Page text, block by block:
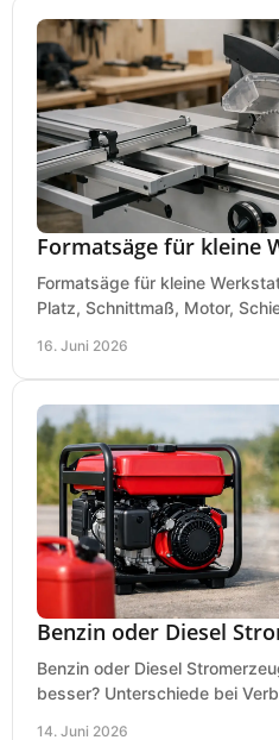
Formatsäge für kleine
Formatsäge für kleine
Platz, Schnittmaß, Motor,
16. Juni 2026
Benzin oder Diesel
Benzin oder Diesel
besser? Unterschiede bei
14. Juni 2026